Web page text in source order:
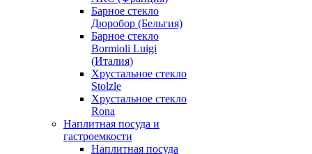
Барное стекло
Дюробор (Бельгия)
Барное стекло
Bormioli Luigi
(Италия)
Хрустальное стекло
Stolzle
Хрустальное стекло
Rona
Наплитная посуда и
гастроемкости
Наплитная посуда